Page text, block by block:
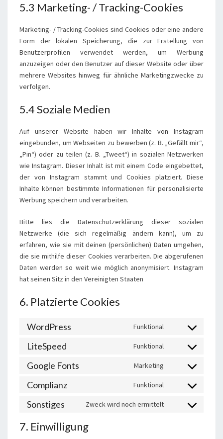
5.3 Marketing- / Tracking-Cookies
Marketing- / Tracking-Cookies sind Cookies oder eine andere
Form der lokalen Speicherung, die zur Erstellung von
Benutzerprofilen verwendet werden, um Werbung
anzuzeigen oder den Benutzer auf dieser Website oder über
mehrere Websites hinweg für ähnliche Marketingzwecke zu
verfolgen.
5.4 Soziale Medien
Auf unserer Website haben wir Inhalte von Instagram
eingebunden, um Webseiten zu bewerben (z. B. „Gefällt mir“,
„Pin“) oder zu teilen (z. B. „Tweet“) in sozialen Netzwerken
wie Instagram. Dieser Inhalt ist mit einem Code eingebettet,
der von Instagram stammt und Cookies platziert. Diese
Inhalte können bestimmte Informationen für personalisierte
Werbung speichern und verarbeiten.
Bitte lies die Datenschutzerklärung dieser sozialen
Netzwerke (die sich regelmäßig ändern kann), um zu
erfahren, wie sie mit deinen (persönlichen) Daten umgehen,
die sie mithilfe dieser Cookies verarbeiten. Die abgerufenen
Daten werden so weit wie möglich anonymisiert. Instagram
hat seinen Sitz in den Vereinigten Staaten
6. Platzierte Cookies
WordPress Funktional
Consent
wordpress
LiteSpeed Funktional
Consent
litespeed
Google Fonts Marketing
Consent
google-
Complianz Funktional
Consent
Sonstiges Zweck wird noch ermittelt
Consent
7. Einwilligung